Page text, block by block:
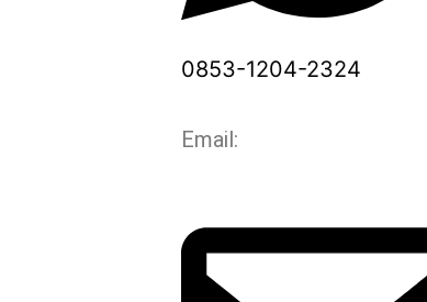
0853-1204-2324
Email: